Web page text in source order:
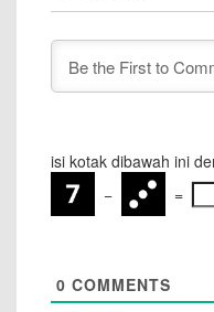
isi kotak dibawah ini
−
=
0 COMMENTS